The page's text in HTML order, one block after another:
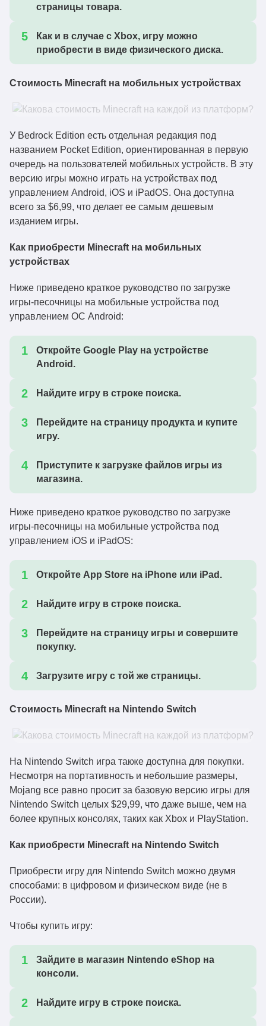
страницы товара.
Как и в случае с Xbox, игру можно
приобрести в виде физического диска.
Стоимость Minecraft на мобильных устройствах
У Bedrock Edition есть отдельная редакция под
названием Pocket Edition, ориентированная в первую
очередь на пользователей мобильных устройств. В эту
версию игры можно играть на устройствах под
управлением Android, iOS и iPadOS. Она доступна
всего за $6,99, что делает ее самым дешевым
изданием игры.
Как приобрести Minecraft на мобильных
устройствах
Ниже приведено краткое руководство по загрузке
игры-песочницы на мобильные устройства под
управлением ОС Android:
Откройте Google Play на устройстве
Android.
Найдите игру в строке поиска.
Перейдите на страницу продукта и купите
игру.
Приступите к загрузке файлов игры из
магазина.
Ниже приведено краткое руководство по загрузке
игры-песочницы на мобильные устройства под
управлением iOS и iPadOS:
Откройте App Store на iPhone или iPad.
Найдите игру в строке поиска.
Перейдите на страницу игры и совершите
покупку.
Загрузите игру с той же страницы.
Стоимость Minecraft на Nintendo Switch
На Nintendo Switch игра также доступна для покупки.
Несмотря на портативность и небольшие размеры,
Mojang все равно просит за базовую версию игры для
Nintendo Switch целых $29,99, что даже выше, чем на
более крупных консолях, таких как Xbox и PlayStation.
Как приобрести Minecraft на Nintendo Switch
Приобрести игру для Nintendo Switch можно двумя
способами: в цифровом и физическом виде (не в
России).
Чтобы купить игру:
Зайдите в магазин Nintendo eShop на
консоли.
Найдите игру в строке поиска.